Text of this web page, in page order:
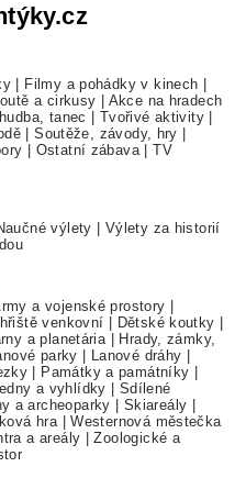
| Filmy a pohádky v kinech |
a cirkusy | Akce na hradech
tanec | Tvořivé aktivity |
|Soutěže, závody, hry |
| Ostatní zábava |TV
výlety | Výlety za historií
a vojenské prostory |
venkovní | Dětské koutky |
a planetária | Hrady, zámky,
parky | Lanové dráhy |
| Památky a památníky |
a vyhlídky | Sdílené
a archeoparky | Skiareály |
hra |Westernová městečka
a areály |Zoologické a